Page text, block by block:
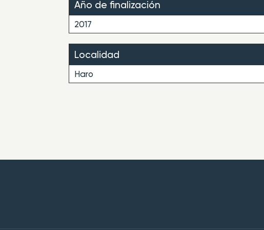
Año de finalización
2017
Localidad
Haro